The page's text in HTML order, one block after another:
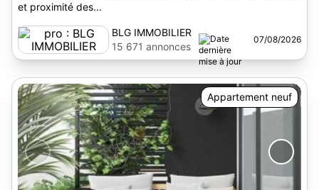
et proximité des...
BLG IMMOBILIER
15 671 annonces
07/08/2026
Appartement neuf